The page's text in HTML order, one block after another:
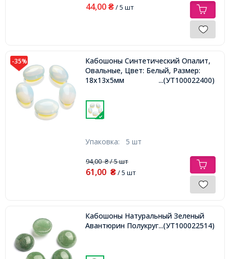
44,00 ₴/ 5 шт
-35%
Кабошоны Синтетический Опалит,
Овальные, Цвет: Белый, Размер:
18x13x5мм
...(УТ100022400)
Упаковка: 5 шт
94,00₴/ 5 шт
61,00 ₴/ 5 шт
Кабошоны Натуральный Зеленый
Авантюрин Полукруглые, 12x5~6мм,
...(УТ100022514)